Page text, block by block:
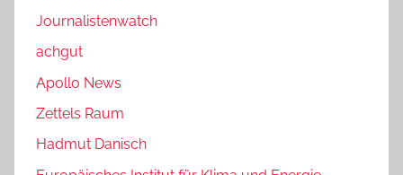
Journalistenwatch
achgut
Apollo News
Zettels Raum
Hadmut Danisch